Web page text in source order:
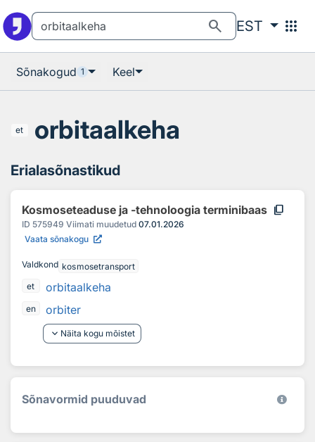
search EST apps
Sõnakogud 1 Keel
et orbitaalkeha
Erialasõnastikud
Kosmoseteaduse ja -tehnoloogia terminibaas content_copy
ID 575949 Viimati muudetud 07.01.2026
Vaata sõnakogu
Valdkond kosmosetransport
et
orbitaalkeha
en
orbiter
keyboard_arrow_down Näita kogu mõistet
Sõnavormid puuduvad